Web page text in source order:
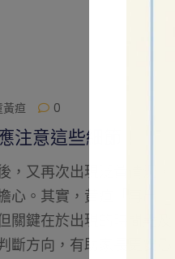
童黃疸
發展嗎？
，聽到「黃疸」已經習以
腦部發展」時，往往容易
影響並非一概而論，關鍵
進與處理。理解相關風